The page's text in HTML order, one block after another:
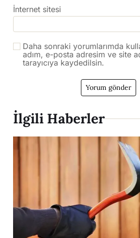
İnternet sitesi
Daha sonraki yorumlarımda
adım, e-posta adresim ve site
tarayıcıya kaydedilsin.
İlgili Haberler